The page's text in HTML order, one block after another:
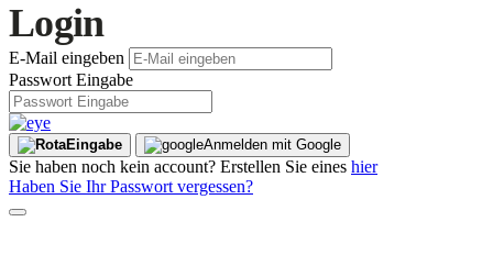
Login
E-Mail eingeben
Passwort Eingabe
Eingabe Anmelden mit Google
Sie haben noch kein account? Erstellen Sie eines hier
Haben Sie Ihr Passwort vergessen?